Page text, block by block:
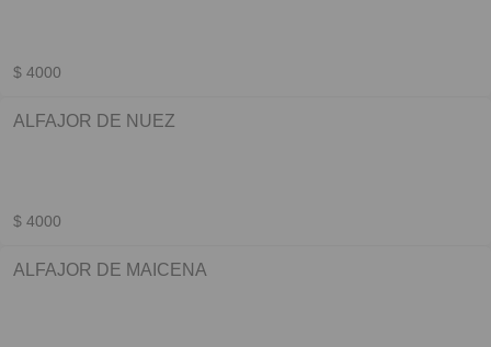
$ 4000
ALFAJOR DE NUEZ
$ 4000
ALFAJOR DE MAICENA